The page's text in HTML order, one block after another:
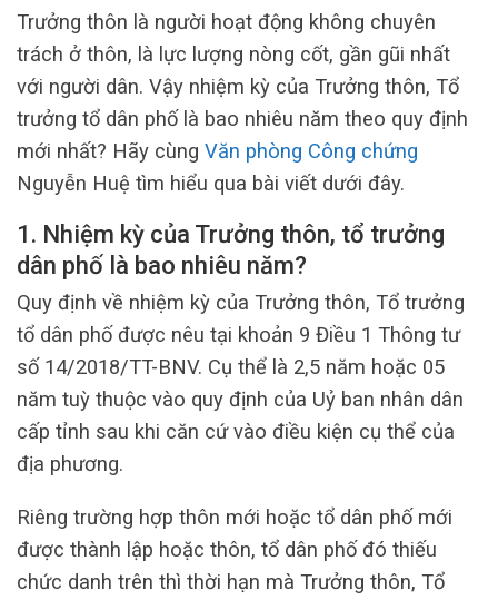
Trưởng thôn là người hoạt động không chuyên
trách ở thôn, là lực lượng nòng cốt, gần gũi nhất
với người dân. Vậy nhiệm kỳ của Trưởng thôn, Tổ
trưởng tổ dân phố là bao nhiêu năm theo quy định
mới nhất? Hãy cùng Văn phòng Công chứng
Nguyễn Huệ tìm hiểu qua bài viết dưới đây.
1. Nhiệm kỳ của Trưởng thôn, tổ trưởng
dân phố là bao nhiêu năm?
Quy định về nhiệm kỳ của Trưởng thôn, Tổ trưởng
tổ dân phố được nêu tại khoản 9 Điều 1 Thông tư
số 14/2018/TT-BNV. Cụ thể là 2,5 năm hoặc 05
năm tuỳ thuộc vào quy định của Uỷ ban nhân dân
cấp tỉnh sau khi căn cứ vào điều kiện cụ thể của
địa phương.
Riêng trường hợp thôn mới hoặc tổ dân phố mới
được thành lập hoặc thôn, tổ dân phố đó thiếu
chức danh trên thì thời hạn mà Trưởng thôn, Tổ